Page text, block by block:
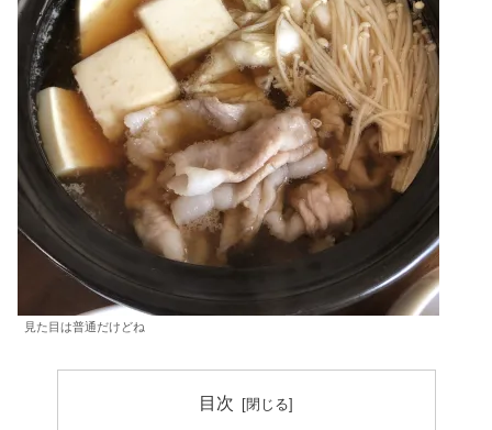
見た目は普通だけどね
目次